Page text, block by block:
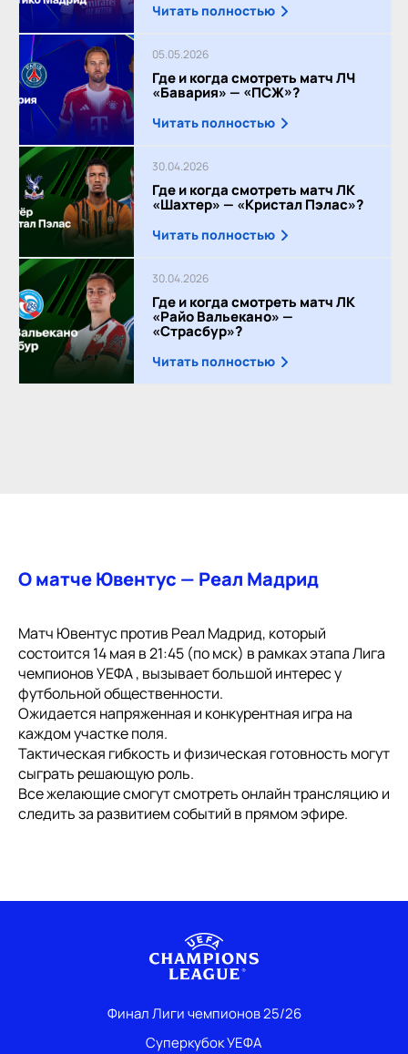
Читать полностью
05.05.2026
Где и когда смотреть матч ЛЧ
«Бавария» — «ПСЖ»?
Читать полностью
30.04.2026
Где и когда смотреть матч ЛК
«Шахтер» — «Кристал Пэлас»?
Читать полностью
30.04.2026
Где и когда смотреть матч ЛК
«Райо Вальекано» —
«Страсбур»?
Читать полностью
О матче Ювентус — Реал Мадрид
Матч Ювентус против Реал Мадрид, который
состоится 14 мая в 21:45 (по мск) в рамках этапа Лига
чемпионов УЕФА , вызывает большой интерес у
футбольной общественности.
Ожидается напряженная и конкурентная игра на
каждом участке поля.
Тактическая гибкость и физическая готовность могут
сыграть решающую роль.
Все желающие смогут смотреть онлайн трансляцию и
следить за развитием событий в прямом эфире.
Финал Лиги чемпионов 25/26
Суперкубок УЕФА